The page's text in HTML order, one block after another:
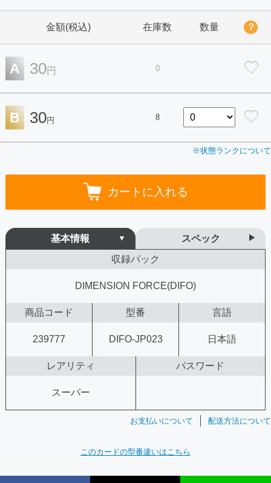
金額(税込) 在庫数 数量 ？
A 30円 0
B 30円 8
※状態ランクについて
カートに入れる
基本情報
スペック
収録パック
DIMENSION FORCE(DIFO)
商品コード 型番 言語
239777 DIFO-JP023 日本語
レアリティ パスワード
スーパー
お支払いについて 配送方法について
このカードの型番違いはこちら